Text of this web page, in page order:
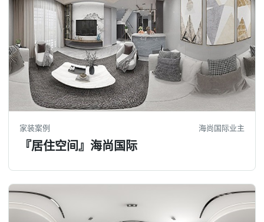
家装案例 海尚国际业主
『居住空间』海尚国际